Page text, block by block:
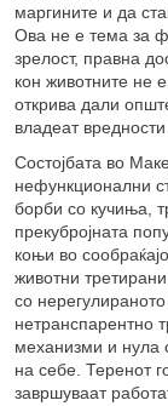
маргините и да
Ова не е тема за
зрелост, правна
кон животните не
открива дали
владеат
Состојбата во
нефункционални
борби со кучиња,
прекубројната
коњи во
животни
со
нетранспарентно
механизми и нула
на себе. Теренот
завршуваат